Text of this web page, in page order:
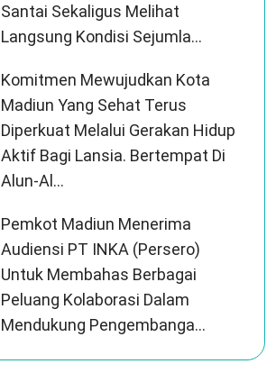
Santai Sekaligus Melihat
Langsung Kondisi Sejumla...
Komitmen Mewujudkan Kota
Madiun Yang Sehat Terus
Diperkuat Melalui Gerakan Hidup
Aktif Bagi Lansia. Bertempat Di
Alun-Al...
Pemkot Madiun Menerima
Audiensi PT INKA (Persero)
Untuk Membahas Berbagai
Peluang Kolaborasi Dalam
Mendukung Pengembanga...